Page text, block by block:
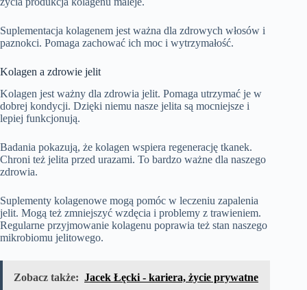
Suplementacja kolagenem jest ważna dla zdrowych włosów i
paznokci. Pomaga zachować ich moc i wytrzymałość.
Kolagen a zdrowie jelit
Kolagen jest ważny dla zdrowia jelit. Pomaga utrzymać je w
dobrej kondycji. Dzięki niemu nasze jelita są mocniejsze i
lepiej funkcjonują.
Badania pokazują, że kolagen wspiera regenerację tkanek.
Chroni też jelita przed urazami. To bardzo ważne dla naszego
zdrowia.
Suplementy kolagenowe mogą pomóc w leczeniu zapalenia
jelit. Mogą też zmniejszyć wzdęcia i problemy z trawieniem.
Regularne przyjmowanie kolagenu poprawia też stan naszego
mikrobiomu jelitowego.
Zobacz także: Jacek Łęcki - kariera, życie prywatne